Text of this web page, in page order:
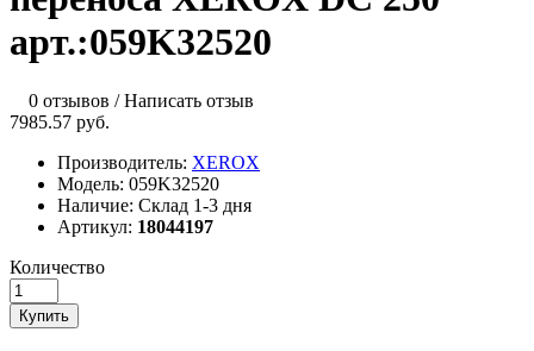
арт.:059K32520
0 отзывов /Написать отзыв
7985.57 руб.
Производитель: XEROX
Модель: 059K32520
Наличие: Склад 1-3 дня
Артикул: 18044197
Количество
Купить